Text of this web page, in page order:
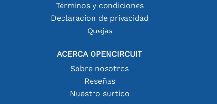
Términos y condiciones
Declaracion de privacidad
Quejas
ACERCA OPENCIRCUIT
Sobre nosotros
Reseñas
Nuestro surtido